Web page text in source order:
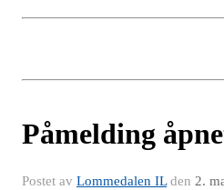
Påmelding
Postet av Lommedalen ILden 2.